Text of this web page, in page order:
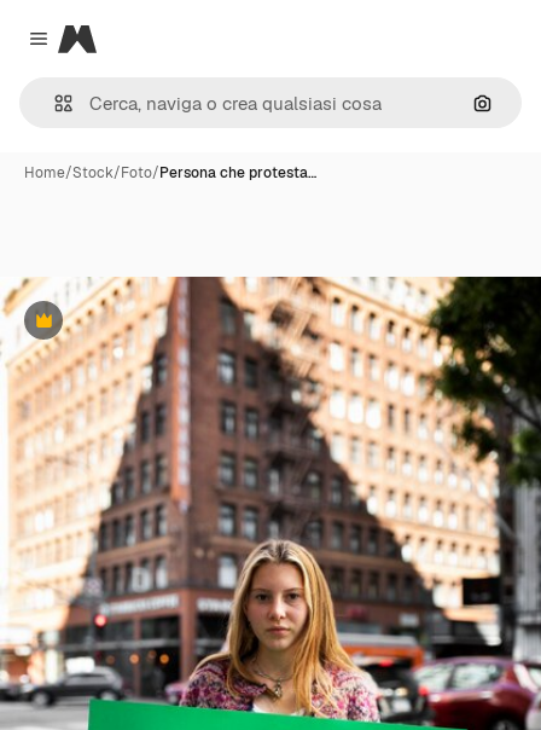
Close menu
Magnific
Cerca
Home/Stock/Foto/Persona che protesta…
Premium